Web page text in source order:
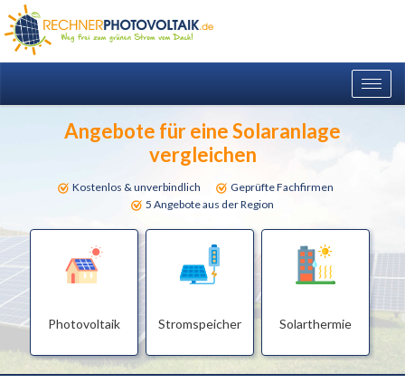
Angebote für eine Solaranlage
vergleichen
Kostenlos & unverbindlich
Geprüfte Fachfirmen
5 Angebote aus der Region
Photovoltaik Stromspeicher Solarthermie